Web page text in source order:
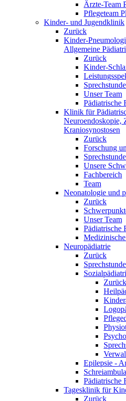
Ärzte-Team
Pflegeteam
Kinder- und Jugendklinik
Zurück
Kinder-
Allgemeine
Zurück
Kinder-
Unser Team
Pädiatrische
Klinik für
Neuroendoskopie,
Kraniosynostosen
Zurück
Forschung
Unsere
Fachbereich
Team
Neonatologie und
Zurück
Unser Team
Pädiatrische
Neuropädiatrie
Zurück
Zurück
Epilepsie -
Pädiatrische
Tagesklinik für
Zurück